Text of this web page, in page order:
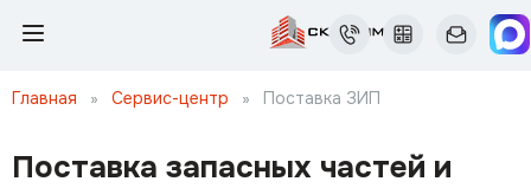
Главная » Сервис-центр » Поставка ЗИП
Поставка запасных частей и